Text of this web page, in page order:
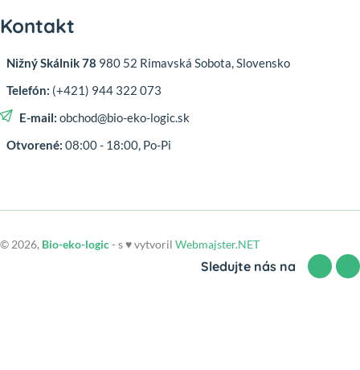
Kontakt
Nižný Skálnik 78 980 52 Rimavská Sobota, Slovensko
Telefón: (+421) 944 322 073
E-mail: obchod@bio-eko-logic.sk
Otvorené: 08:00 - 18:00, Po-Pi
© 2026, Bio-eko-logic- s ♥ vytvoril Webmajster.NET
Sledujte nás na